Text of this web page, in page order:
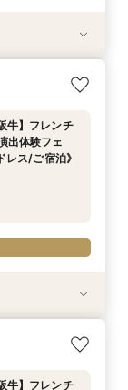
談】安心ブラ
/ドレス/ご宿
エディング相
牛】フレンチ
出体験フェ
ス/ご宿泊》
ビュー】チャペ
出体験フェ
談】安心ブラ
/ドレス/ご宿
エディング相
牛】フレンチ